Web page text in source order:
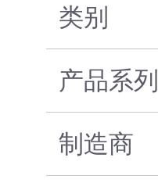
类别
产品系列
制造商